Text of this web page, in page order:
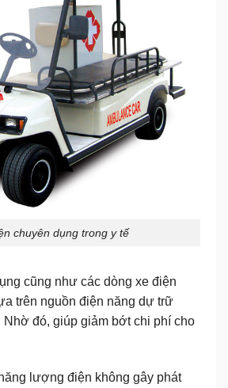
chuyên dụng trong y tế
cũng như các dòng xe điện
trên nguồn điện năng dự trữ
Nhờ đó, giúp giảm bớt chi phí cho
lượng điện không gây phát